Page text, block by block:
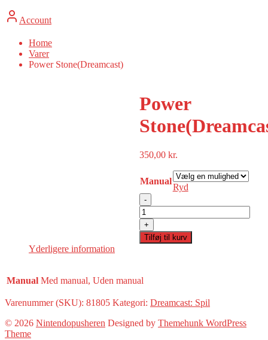
Account
Home
Varer
Power Stone(Dreamcast)
Power
350,00 kr.
Manual
Ryd
-
Power
Stone(Dreamcast)
antal
+
Tilføj til kurv
Yderligere information
Manual Med manual, Uden manual
Varenummer (SKU): 81805 Kategori: Dreamcast: Spil
© 2026 Nintendopusheren Designed by Themehunk WordPress
Theme